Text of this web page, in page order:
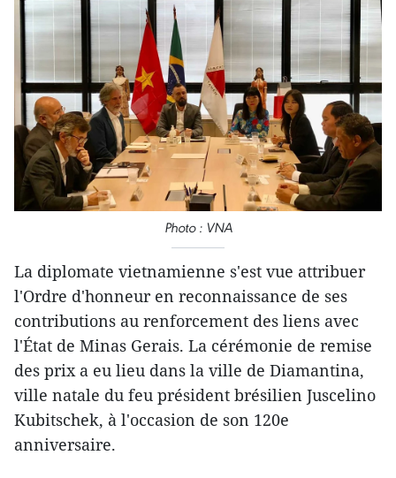
Photo : VNA
La diplomate vietnamienne s'est vue attribuer
l'Ordre d'honneur en reconnaissance de ses
contributions au renforcement des liens avec
l'État de Minas Gerais. La cérémonie de remise
des prix a eu lieu dans la ville de Diamantina,
ville natale du feu président brésilien Juscelino
Kubitschek, à l'occasion de son 120e
anniversaire.